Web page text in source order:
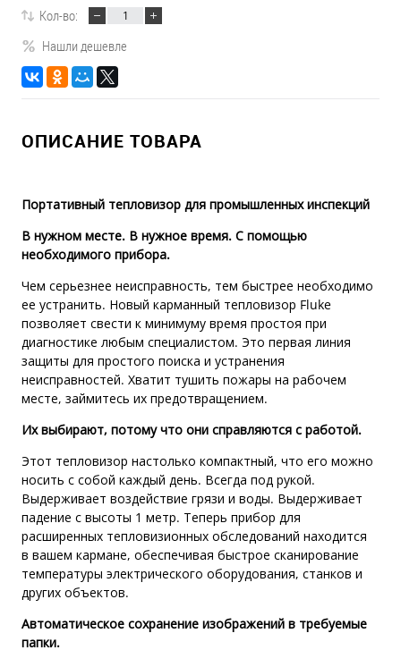
Кол-во:
Нашли дешевле
ОПИСАНИЕ ТОВАРА
Портативный тепловизор для промышленных инспекций
В нужном месте. В нужное время. С помощью
необходимого прибора.
Чем серьезнее неисправность, тем быстрее необходимо
ее устранить. Новый карманный тепловизор Fluke
позволяет свести к минимуму время простоя при
диагностике любым специалистом. Это первая линия
защиты для простого поиска и устранения
неисправностей. Хватит тушить пожары на рабочем
месте, займитесь их предотвращением.
Их выбирают, потому что они справляются с работой.
Этот тепловизор настолько компактный, что его можно
носить с собой каждый день. Всегда под рукой.
Выдерживает воздействие грязи и воды. Выдерживает
падение с высоты 1 метр. Теперь прибор для
расширенных тепловизионных обследований находится
в вашем кармане, обеспечивая быстрое сканирование
температуры электрического оборудования, станков и
других объектов.
Автоматическое сохранение изображений в требуемые
папки.